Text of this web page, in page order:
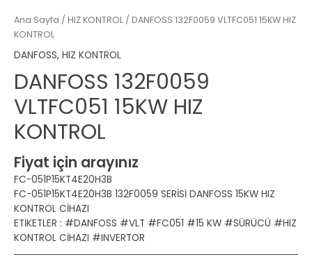
Ana Sayfa / HIZ KONTROL / DANFOSS 132F0059 VLTFC051 15KW HIZ
KONTROL
DANFOSS, HIZ KONTROL
DANFOSS 132F0059
VLTFC051 15KW HIZ
KONTROL
Fiyat için arayınız
FC-051P15KT4E20H3B
FC-051P15KT4E20H3B 132F0059 SERİSİ DANFOSS 15KW HIZ
KONTROL CİHAZI
ETİKETLER : #DANFOSS #VLT #FC051 #15 KW #SÜRÜCÜ #HIZ
KONTROL CİHAZI #INVERTOR